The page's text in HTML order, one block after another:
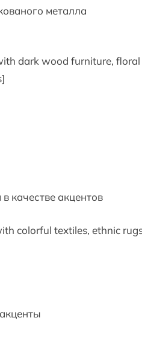
металла
dark wood furniture, floral
качестве акцентов
colorful textiles, ethnic